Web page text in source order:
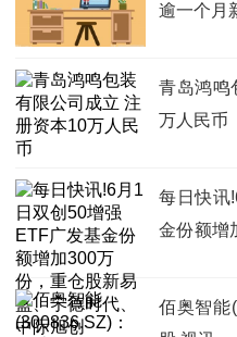
逾一个月
青岛鸿鸣
万人民币
每日快讯
金份额增
佰奥智能